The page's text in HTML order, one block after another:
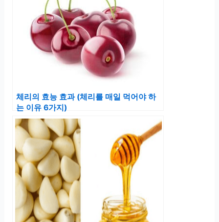
체리의 효능 효과 (체리를 매일 먹어야 하
는 이유 6가지)